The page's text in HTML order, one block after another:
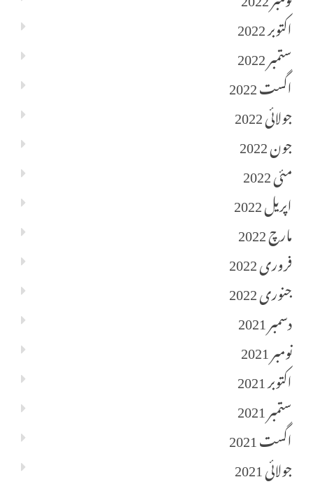
اکتوبر 2022
ستمبر 2022
اگست 2022
جولائی 2022
جون 2022
مئی 2022
اپریل 2022
مارچ 2022
فروری 2022
جنوری 2022
دسمبر 2021
نومبر 2021
اکتوبر 2021
ستمبر 2021
اگست 2021
جولائی 2021